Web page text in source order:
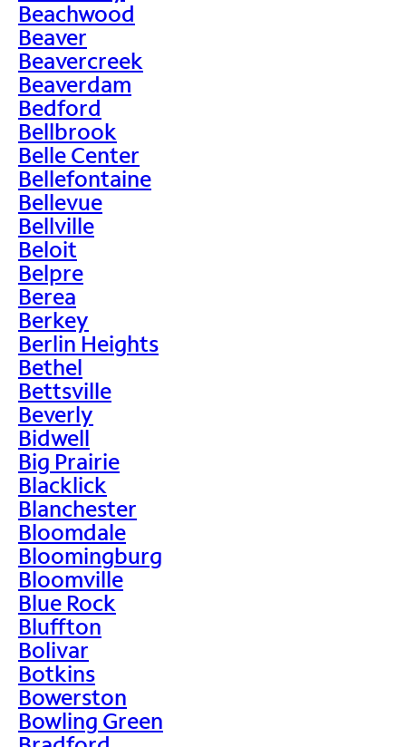
Beachwood
Beaver
Beavercreek
Beaverdam
Bedford
Bellbrook
Belle Center
Bellefontaine
Bellevue
Bellville
Beloit
Belpre
Berea
Berkey
Berlin Heights
Bethel
Bettsville
Beverly
Bidwell
Big Prairie
Blacklick
Blanchester
Bloomdale
Bloomingburg
Bloomville
Blue Rock
Bluffton
Bolivar
Botkins
Bowerston
Bowling Green